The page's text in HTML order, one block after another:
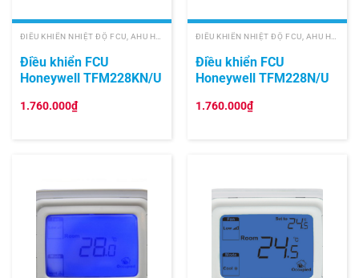
Điều khiển FCU
Honeywell TFM228KN/U
1.760.000₫
Điều khiển FCU
Honeywell TFM228N/U
1.760.000₫